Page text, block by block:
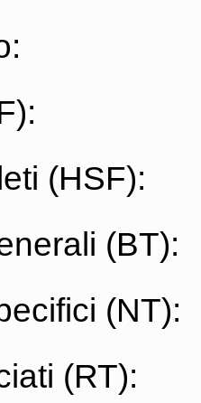
(HSF):
(BT):
(NT):
(RT):